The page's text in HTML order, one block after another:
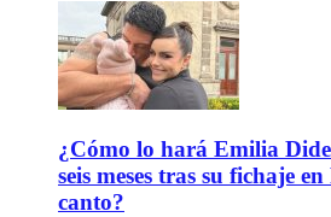
¿Cómo lo hará Emilia
seis meses tras su fichaje
canto?